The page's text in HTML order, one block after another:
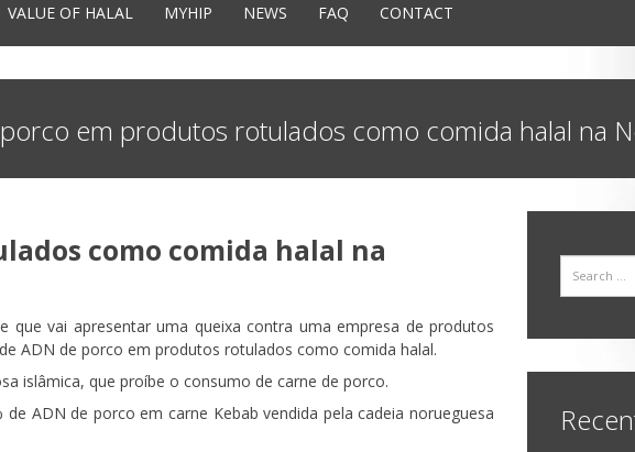
VALUE OF HALAL MYHIP NEWS FAQ CONTACT
em produtos rotulados como comida halal na
como comida halal na
que vai apresentar uma queixa contra uma empresa de produtos
ADN de porco em produtos rotulados como comida halal.
islâmica, que proíbe o consumo de carne de porco.
ADN de porco em carne Kebab vendida pela cadeia norueguesa
Search